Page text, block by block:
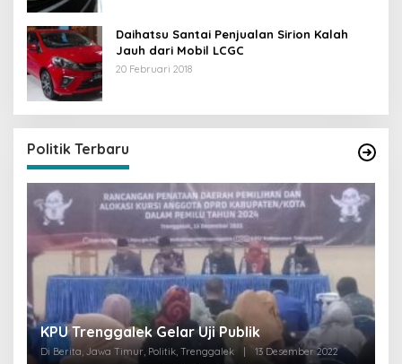
Daihatsu Santai Penjualan Sirion Kalah
Jauh dari Mobil LCGC
20 Februari 2018
Politik Terbaru
KPU Trenggalek Gelar Uji Publik
Di Berita, Jawa Timur, Politik, Trenggalek 13 Desember 2022